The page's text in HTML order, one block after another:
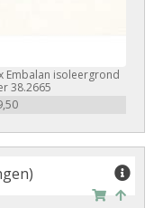
Embalan isoleergrond
38.2665